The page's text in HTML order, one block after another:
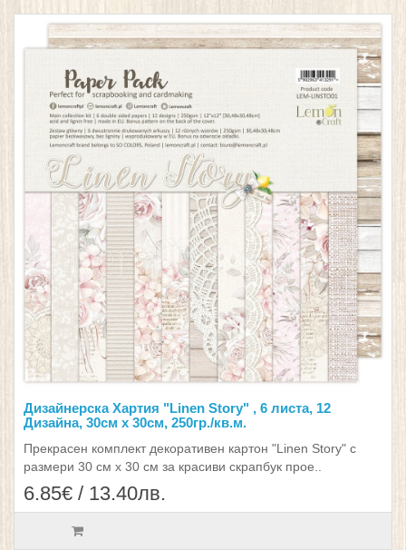
Дизайнерска Хартия "Linen Story" , 6 листа, 12
Дизайна, 30см х 30см, 250гр./кв.м.
Прекрасен комплект декоративен картон "Linen Story" с
размери 30 см х 30 см за красиви скрапбук прое..
6.85€ / 13.40лв.